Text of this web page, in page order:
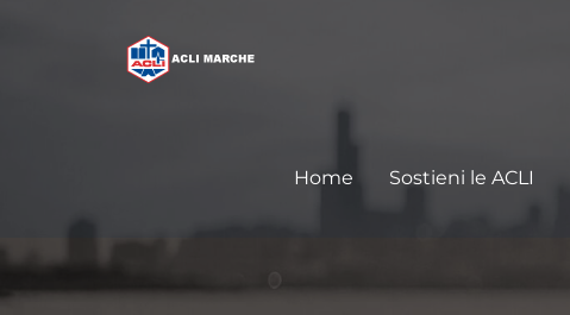
Home Sostieni le ACLI